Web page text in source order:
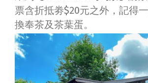
票含折抵劵$20元之外，記得
換奉茶及茶葉蛋。